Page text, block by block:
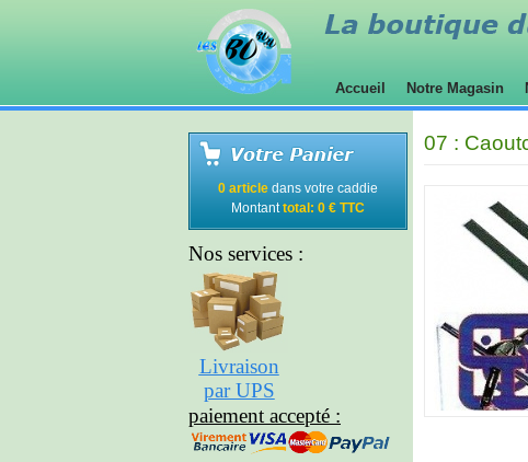
Accueil Notre Magasin
0 article dans votre caddie
Montanttotal: 0 € TTC
Nos services :
Livraison
par UPS
paiement accepté :
07 :